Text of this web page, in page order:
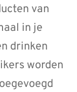
van
in je
drinken
worden